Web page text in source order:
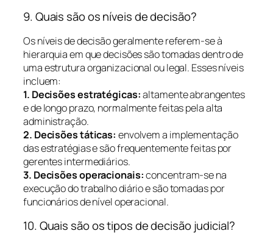
9. Quais são os níveis de decisão?
Os níveis de decisão geralmente referem-se à
hierarquia em que decisões são tomadas dentro de
uma estrutura organizacional ou legal. Esses níveis
incluem:
1. Decisões estratégicas:altamente abrangentes
e de longo prazo, normalmente feitas pela alta
administração.
2. Decisões táticas: envolvem a implementação
das estratégias e são frequentemente feitas por
gerentes intermediários.
3. Decisões operacionais:concentram-se na
execução do trabalho diário e são tomadas por
funcionários de nível operacional.
10. Quais são os tipos de decisão judicial?